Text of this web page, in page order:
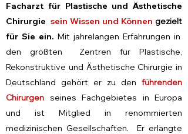
Facharzt für Plastische und Ästhetische
Chirurgie sein Wissen und Können gezielt
für Sie ein. Mit jahrelangen Erfahrungen in
den größten Zentren für Plastische,
Rekonstruktive und Ästhetische Chirurgie in
Deutschland gehört er zu den führenden
Chirurgen seines Fachgebietes in Europa
und ist Mitglied in renommierten
medizinischen Gesellschaften. Er erlangte